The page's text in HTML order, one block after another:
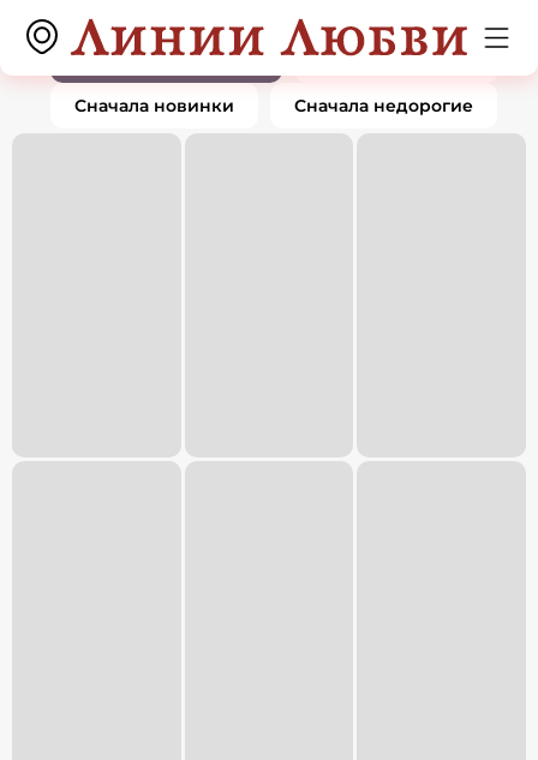
Кольца 0 товаров
По популярности
Сначала дорогие
Сначала новинки Сначала недорогие